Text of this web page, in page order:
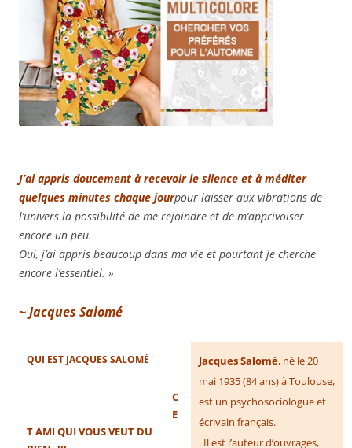
J’ai appris doucement à recevoir le silence et à méditer
quelques minutes chaque jourpour laisser aux vibrations de
l’univers la possibilité de me rejoindre et de m’apprivoiser
encore un peu.
Oui, j’ai appris beaucoup dans ma vie et pourtant je cherche
encore l’essentiel. »
~ Jacques Salomé
QUI EST JACQUES SALOMÉ
C
E
T AMI QUI VOUS VEUT DU
Jacques Salomé, né le20
mai 1935(84 ans)à Toulouse,
est un psychosociologue et
écrivain français.
. Il est l’auteur d’ouvrages,